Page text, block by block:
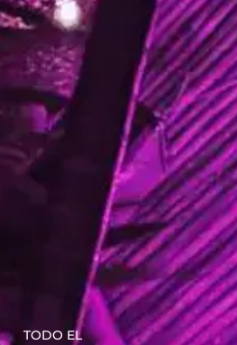
TODO EL